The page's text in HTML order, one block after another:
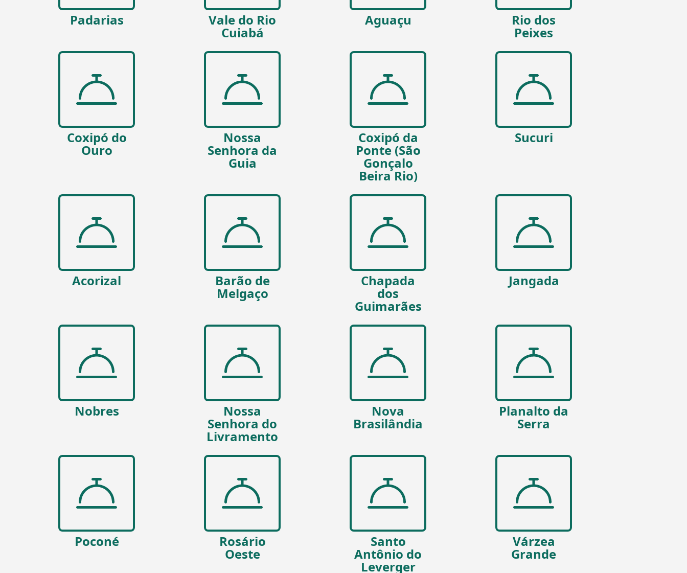
Padarias Vale do Rio
Cuiabá
Aguaçu Rio dos
Peixes
Coxipó do
Ouro
Nossa
Senhora da
Guia
Coxipó da
Ponte (São
Gonçalo
Beira Rio)
Sucuri
Acorizal Barão de
Melgaço
Chapada
dos
Guimarães
Jangada
Nobres Nossa
Senhora do
Livramento
Nova
Brasilândia
Planalto da
Serra
Poconé Rosário
Oeste
Santo
Antônio do
Leverger
Várzea
Grande